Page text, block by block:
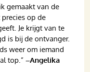
gemaakt van de
op de
Je krijgt van te
is bij de ontvanger.
weer om iemand
top.” –Angelika